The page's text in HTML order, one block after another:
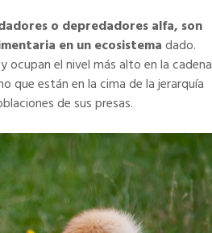
o depredadores alfa, son
en un ecosistemadado.
el nivel más alto en la cadena
que están en la cima de la jerarquía
de sus presas.